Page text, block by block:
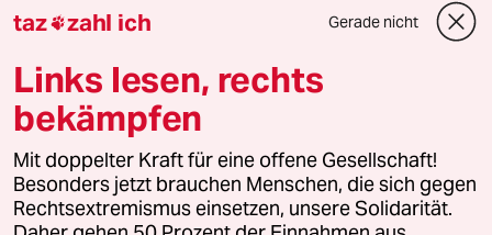
Downloads für Abonnierende
© 2026 taz Verlags und Vertriebs GmbH
Alle Rechte vorbehalten. Bei rechtlichen Fragen oder für Genehmigungen
wenden Sie sich bitte an lizenzen@taz.de
taz zahl ich Gerade nicht
Links lesen, rechts
bekämpfen
Mit doppelter Kraft für eine offene Gesellschaft!
Besonders jetzt brauchen Menschen, die sich gegen
Rechtsextremismus einsetzen, unsere Solidarität.